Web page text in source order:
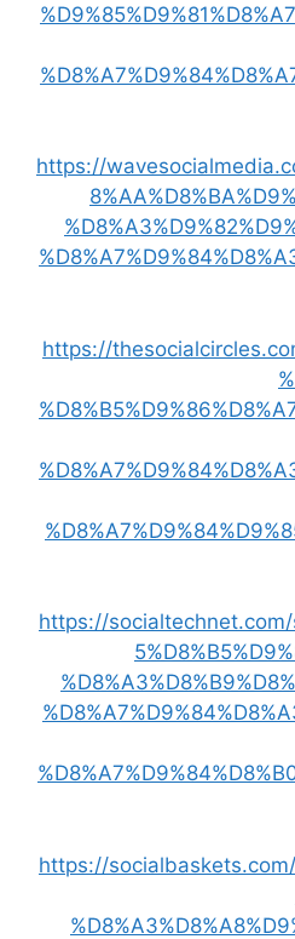
https://
https://
https://socialtechnet.com/
https://